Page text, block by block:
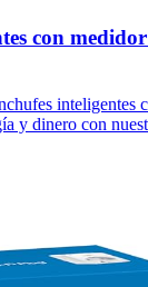
con
inteligentes
y dinero con